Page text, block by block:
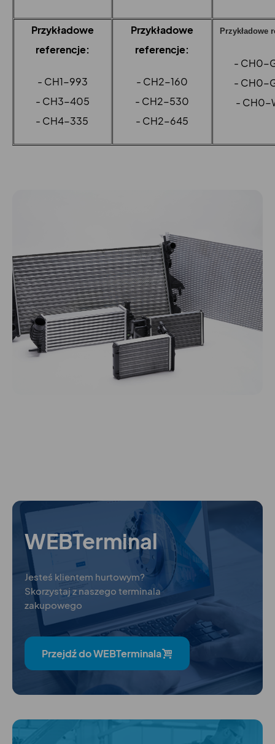
Przykładowe
referencje:
- CH1-993
- CH3-405
- CH4-335
Przykładowe
referencje:
- CH2-160
- CH2-530
- CH2-645
Przykładowe
- CH0-
- CH0-
- CH0-
WEBTerminal
Jesteś klientem hurtowym?
Skorzystaj z naszego terminala
zakupowego
Przejdź do WEBTerminala